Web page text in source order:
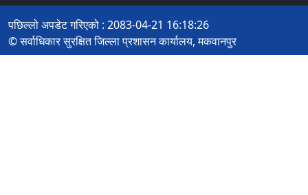
पछिल्लो अपडेट गरिएको : 2083-04-21 16:18:26
© सर्वाधिकार सुरक्षित जिल्ला प्रशासन कार्यालय, मकवानपुर